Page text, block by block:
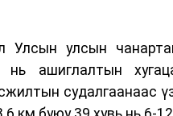
Улсын улсын
ашиглалтын
судалгаанаас